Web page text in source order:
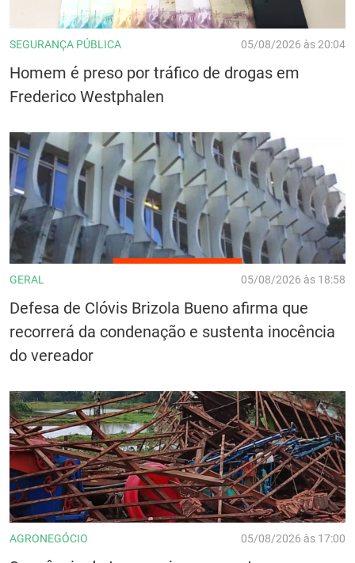
SEGURANÇA PÚBLICA 05/08/2026 às 20:04
Homem é preso por tráfico de drogas em
Frederico Westphalen
GERAL 05/08/2026 às 18:58
Defesa de Clóvis Brizola Bueno afirma que
recorrerá da condenação e sustenta inocência
do vereador
AGRONEGÓCIO 05/08/2026 às 17:00